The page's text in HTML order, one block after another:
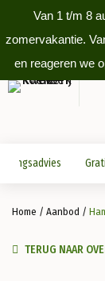
Van 1 t/m 8
zomervakantie.
en reageren we
Home / Aanbod /
TERUG NAAR